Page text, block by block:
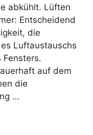
abkühlt. Lüften
Entscheidend
die
Luftaustauschs
Fensters.
auf dem
die
…